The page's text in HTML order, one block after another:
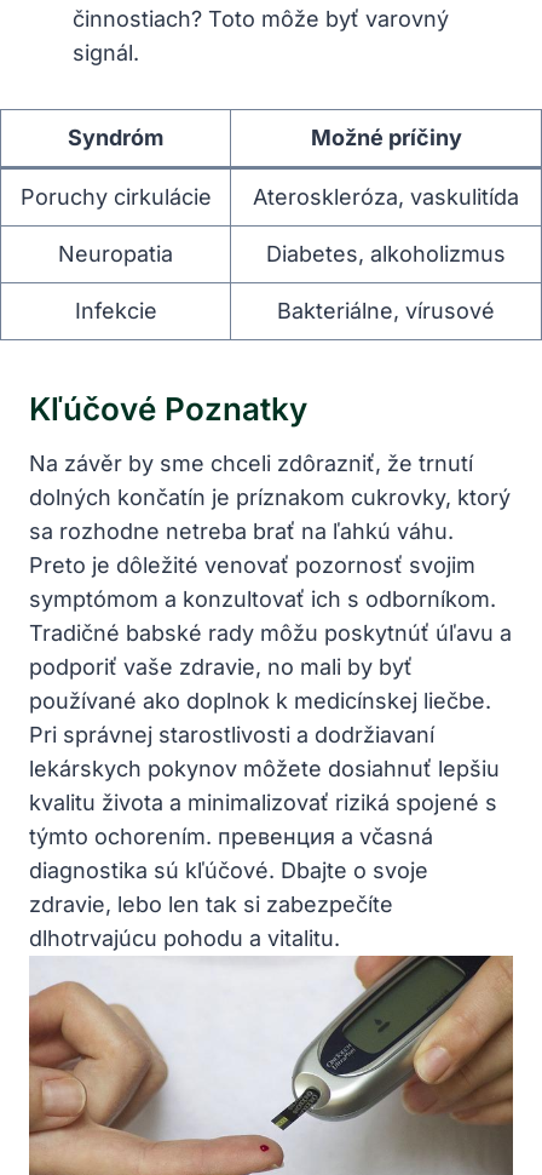
činnostiach? Toto môže byť varovný
signál.
Syndróm Možné príčiny
Poruchy cirkulácie Ateroskleróza, vaskulitída
Neuropatia Diabetes, alkoholizmus
Infekcie Bakteriálne, vírusové
Kľúčové Poznatky
Na závěr by sme chceli zdôrazniť, že trnutí
dolných končatín je príznakom cukrovky, ktorý
sa rozhodne netreba brať na ľahkú váhu.
Preto je dôležité venovať pozornosť svojim
symptómom a konzultovať ich s odborníkom.
Tradičné babské rady môžu poskytnúť úľavu a
podporiť vaše zdravie, no mali by byť
používané ako doplnok k medicínskej liečbe.
Pri správnej starostlivosti a dodržiavaní
lekárskych pokynov môžete dosiahnuť lepšiu
kvalitu života a minimalizovať riziká spojené s
týmto ochorením. превенция a včasná
diagnostika sú kľúčové. Dbajte o svoje
zdravie, lebo len tak si zabezpečíte
dlhotrvajúcu pohodu a vitalitu.